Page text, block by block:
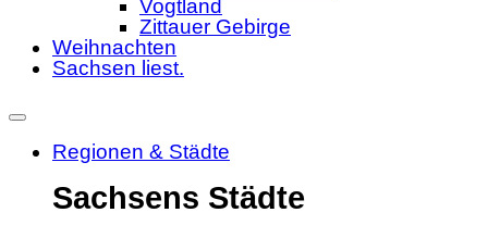
Vogtland
Zittauer Gebirge
Weihnachten
Sachsen liest.
Regionen & Städte
Sachsens Städte